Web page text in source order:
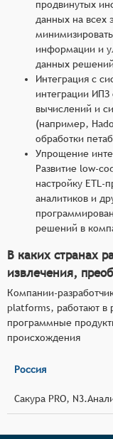
продвинутых
данных на всех
информации и
данных
Интеграция с
интеграции
вычислений и
(например,
обработки
Упрощение
Развитие low-
настройку ETL-
аналитиков и
решений в
В каких странах
извлечения,
Компании-
platforms, работают в
программные
происхождения
Россия
Сакура PRO,